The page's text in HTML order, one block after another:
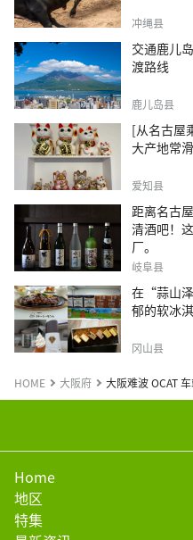
冲绳县
交通鹿儿
渡路线
鹿儿岛县
[从名古屋
大产地常
爱知县
距离名古
清酒吧！
厂。
岐阜县
在“蒜山
郁的软冰淇
冈山县
HOME 大阪府 大阪难波 OCAT
Home
地区
特集